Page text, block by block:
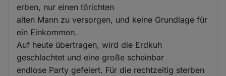
erben, nur einen törichten
alten Mann zu versorgen, und keine Grundlage für
ein Einkommen.
Auf heute übertragen, wird die Erdkuh
geschlachtet und eine große scheinbar
endlose Party gefeiert. Für die rechtzeitig sterben